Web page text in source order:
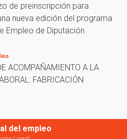
de preinscripción para
nueva edición del programa
Empleo de Diputación
ACOMPAÑAMIENTO A LA
FABRICACIÓN
del empleo